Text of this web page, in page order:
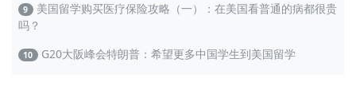
9 美国留学购买医疗保险攻略（一）：在美国看普通的病都很贵
吗？
10 G20大阪峰会特朗普：希望更多中国学生到美国留学